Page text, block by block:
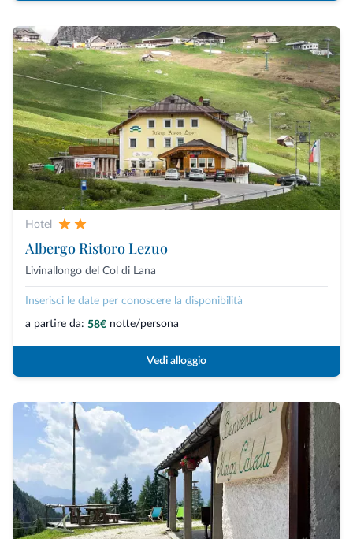
Hotel
Albergo Ristoro Lezuo
Livinallongo del Col di Lana
Inserisci le date per conoscere la disponibilità
a partire da: 58€ notte/persona
Vedi alloggio